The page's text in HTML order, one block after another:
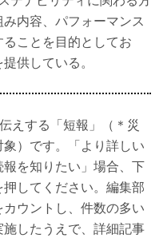
内容、パフォーマンス
ことを目的としてお
供している。
えする「短報」（＊災
）です。「より詳しい
を知りたい」場合、下
してください。編集部
ウントし、件数の多い
したうえで、詳細記事